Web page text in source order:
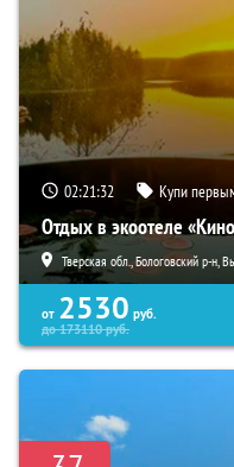
02:21:31 Купи
Отдых в экоотеле
Тверская обл., Бологовский р-н,
от 2530 руб.
до173110руб.